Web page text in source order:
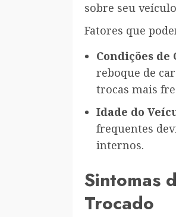
sobre seu
Fatores que
Condições de
reboque de
trocas mais
Idade do
frequentes
internos.
Sintomas
Trocado